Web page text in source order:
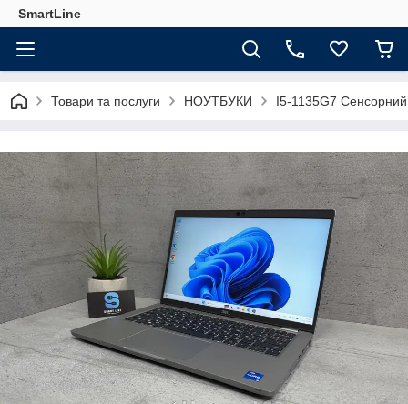
SmartLine
Товари та послуги НОУТБУКИ I5-1135G7